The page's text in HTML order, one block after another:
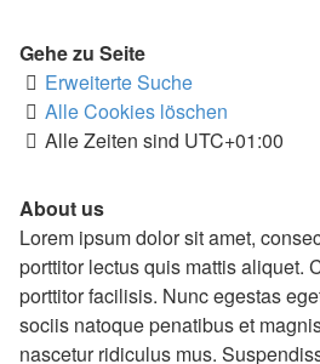
Gehe zu Seite
Erweiterte Suche
Alle Cookies löschen
Alle Zeiten sind UTC+01:00
About us
Lorem ipsum dolor sit amet,
porttitor lectus quis mattis aliquet.
porttitor facilisis. Nunc egestas
sociis natoque penatibus et
nascetur ridiculus mus.